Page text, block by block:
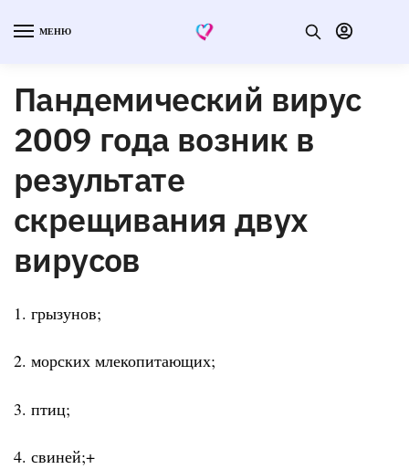
МЕНЮ
Пандемический вирус
2009 года возник в
результате
скрещивания двух
вирусов
1. грызунов;
2. морских млекопитающих;
3. птиц;
4. свиней;+